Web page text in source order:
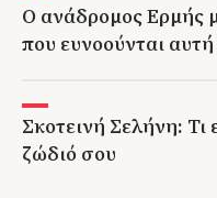
Ο ανάδρομος Ερμής
που ευνοούνται
Σκοτεινή Σελήνη: Τι
ζώδιό σου